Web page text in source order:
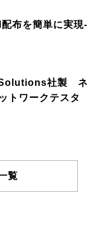
布を簡単に実現-
Solutions社製 ネ
トワークテスタ
覧